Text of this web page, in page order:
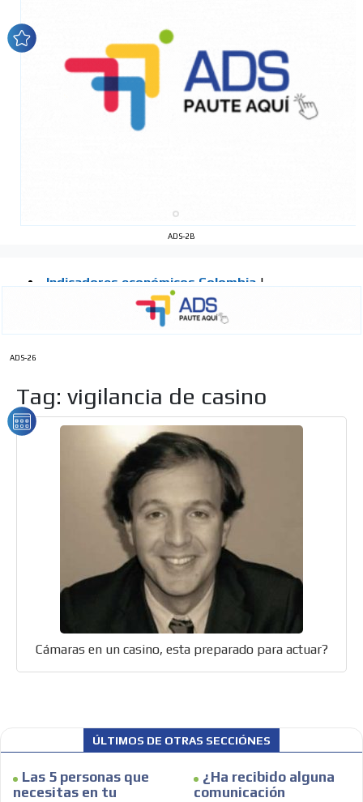
ADS-2B
ADS-26
Tag: vigilancia de casino
Cámaras en un casino, esta preparado para actuar?
ÚLTIMOS DE OTRAS SECCIÓNES
Las 5 personas que
necesitas en tu
¿Ha recibido alguna
comunicación